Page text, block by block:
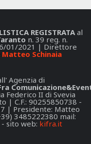
REGISTRATAal
n. 39 reg. n.
01/2021 | Direttore
Matteo Schinaia
Agenzia di
Federico II di Svevia
| C.F.: 90255850738 -
| Presidente: Matteo
3485222380 mail:
- sito web: kifra.it